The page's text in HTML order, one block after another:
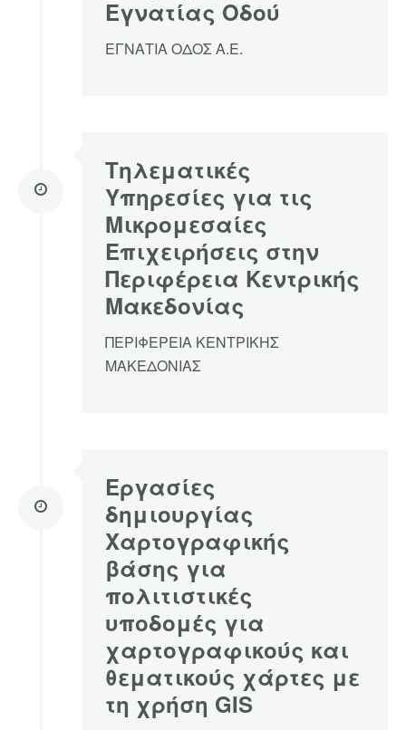
Εγνατίας Οδού
ΕΓΝΑΤΙΑ ΟΔΟΣ Α.Ε.
Τηλεματικές
Υπηρεσίες για τις
Μικρομεσαίες
Επιχειρήσεις στην
Περιφέρεια Κεντρικής
Μακεδονίας
ΠΕΡΙΦΕΡΕΙΑ ΚΕΝΤΡΙΚΗΣ
ΜΑΚΕΔΟΝΙΑΣ
Εργασίες
δημιουργίας
Χαρτογραφικής
βάσης για
πολιτιστικές
υποδομές για
χαρτογραφικούς και
θεματικούς χάρτες με
τη χρήση GIS